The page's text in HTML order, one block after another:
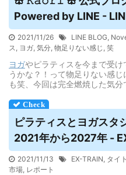
Powered by LINE -
2021/11/26 LINE BLOG,
ス, ヨガ, 気分, 物足りない感じ , 笑
ヨガやピラティスを今まで受
うかな？！って物足りない感
も笑、今回は完全燃焼した気分
ピラティスと ヨガスタ
2021年から2027年 -
2021/11/13 EX-TRAIN, タイ
市場, レポート